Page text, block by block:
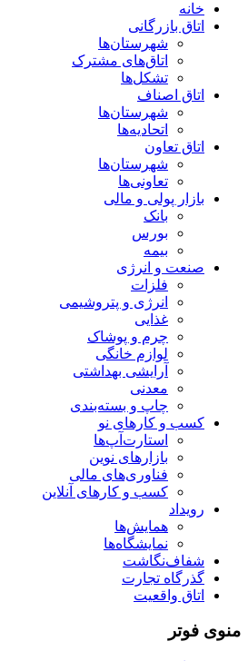
خانه
اتاق بازرگانی
شهرستان‌ها
اتاق‌های مشترک
تشکل‌ها
اتاق اصناف
شهرستان‌ها
اتحادیه‌ها
اتاق تعاون
شهرستان‌ها
تعاونی‌ها
بازار پولی و مالی
بانک
بورس
بیمه
صنعت و انرژی
فلزات
انرژی و پتروشیمی
غذایی
چرم و پوشاک
لوازم خانگی
آرایشی بهداشتی
معدنی
چاپ و بسته‌بندی
کسب و کارهای نو
استارت‌آپ‌ها
بازارهای نوین
فناوری‌های مالی
کسب و کارهای آنلاین
رویداد
همایش‌ها
نمایشگاه‌ها
شفاف‌نگاشت
گذرگاه تجارت
اتاق واقعیت
منوی فوتر